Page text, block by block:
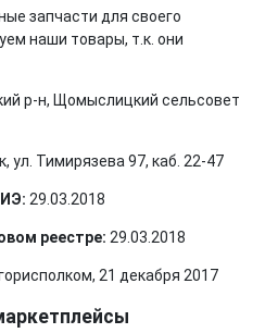
запчасти для своего
наши товары, т.к. они
р-н, Щомыслицкий сельсовет
ул. Тимирязева 97, каб. 22-47
29.03.2018
реестре: 29.03.2018
21 декабря 2017